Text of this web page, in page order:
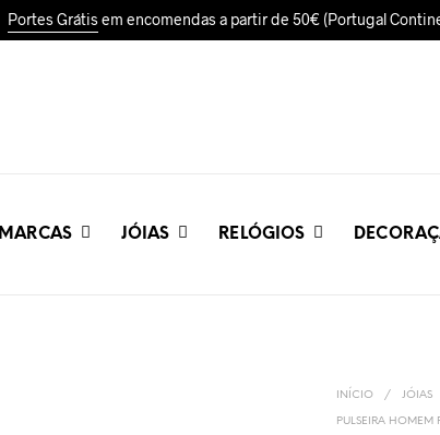
Portes Grátisem encomendas a partir de 50€ (Portugal
MARCAS JÓIAS RELÓGIOS
INÍCIO / JÓIAS
PULSEIRA HOMEM